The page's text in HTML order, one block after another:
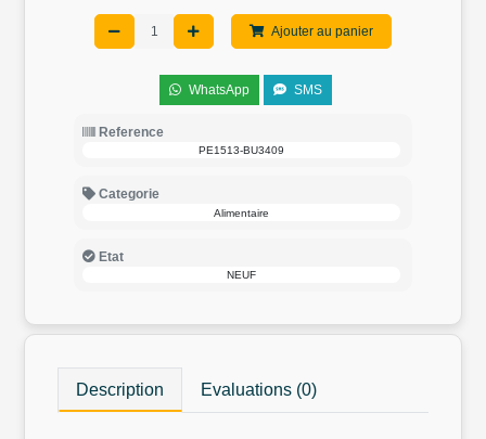
Ajouter au panier
WhatsApp SMS
Reference
PE1513-BU3409
Categorie
Alimentaire
Etat
NEUF
Description Evaluations (0)